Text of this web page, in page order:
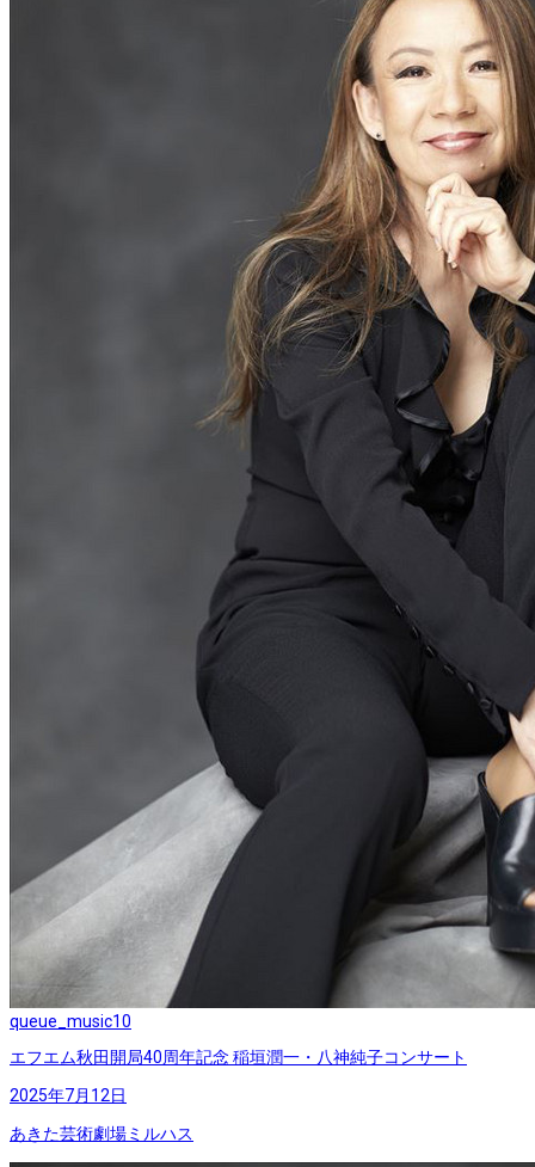
queue_music10
エフエム秋田開局40周年記念 稲垣潤一・八神純子コンサート
2025年7月12日
あきた芸術劇場ミルハス